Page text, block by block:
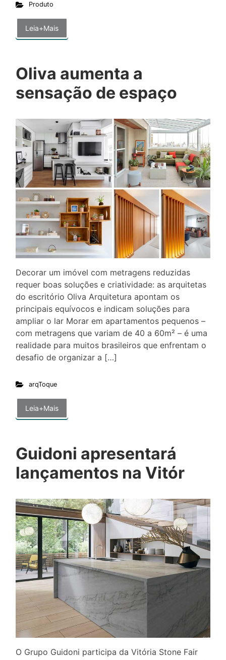
Produto
Leia+Mais
Oliva aumenta a
sensação de espaço
Decorar um imóvel com metragens reduzidas
requer boas soluções e criatividade: as arquitetas
do escritório Oliva Arquitetura apontam os
principais equívocos e indicam soluções para
ampliar o lar Morar em apartamentos pequenos –
com metragens que variam de 40 a 60m² – é uma
realidade para muitos brasileiros que enfrentam o
desafio de organizar a […]
arqToque
Leia+Mais
Guidoni apresentará
lançamentos na Vitór
O Grupo Guidoni participa da Vitória Stone Fair